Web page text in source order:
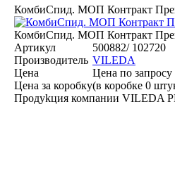
КомбиСпид. МОП Контракт
КомбиСпид. МОП Контракт
Артикул
500882/ 102720
Производитель VILEDA
Цена
Цена по запросу
Цена за коробку(в коробке 0
Продуkция компании VILEDA